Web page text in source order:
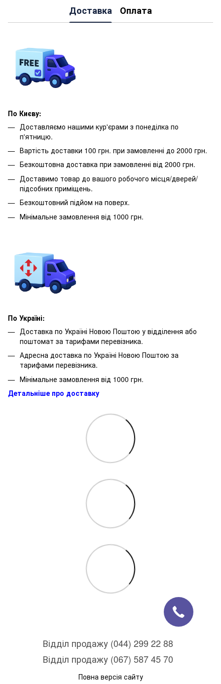
Доставка Оплата
По Києву:
Доставляємо нашими кур'єрами з понеділка по
п'ятницю.
Вартість доставки 100 грн. при замовленні до 2000 грн.
Безкоштовна доставка при замовленні від 2000 грн.
Доставимо товар до вашого робочого місця/дверей/
підсобних приміщень.
Безкоштовний підйом на поверх.
Мінімальне замовлення від 1000 грн.
По Україні:
Доставка по Україні Новою Поштою у відділення або
поштомат за тарифами перевізника.
Адресна доставка по Україні Новою Поштою за
тарифами перевізника.
Мінімальне замовлення від 1000 грн.
Детальніше про доставку
Відділ продажу (044) 299 22 88
Відділ продажу (067) 587 45 70
Повна версія сайту